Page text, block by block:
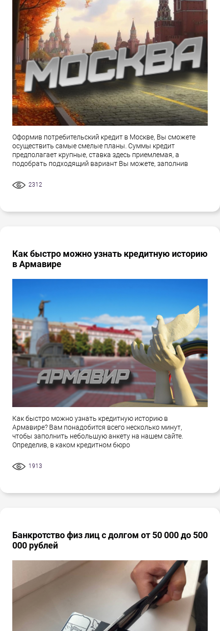
Оформив потребительский кредит в Москве, Вы сможете
осуществить самые смелые планы. Суммы кредит
предполагает крупные, ставка здесь приемлемая, а
подобрать подходящий вариант Вы можете, заполнив
2312
Как быстро можно узнать кредитную историю
в Армавире
Как быстро можно узнать кредитную историю в
Армавире? Вам понадобится всего несколько минут,
чтобы заполнить небольшую анкету на нашем сайте.
Определив, в каком кредитном бюро
1913
Банкротство физ лиц с долгом от 50 000 до 500
000 рублей